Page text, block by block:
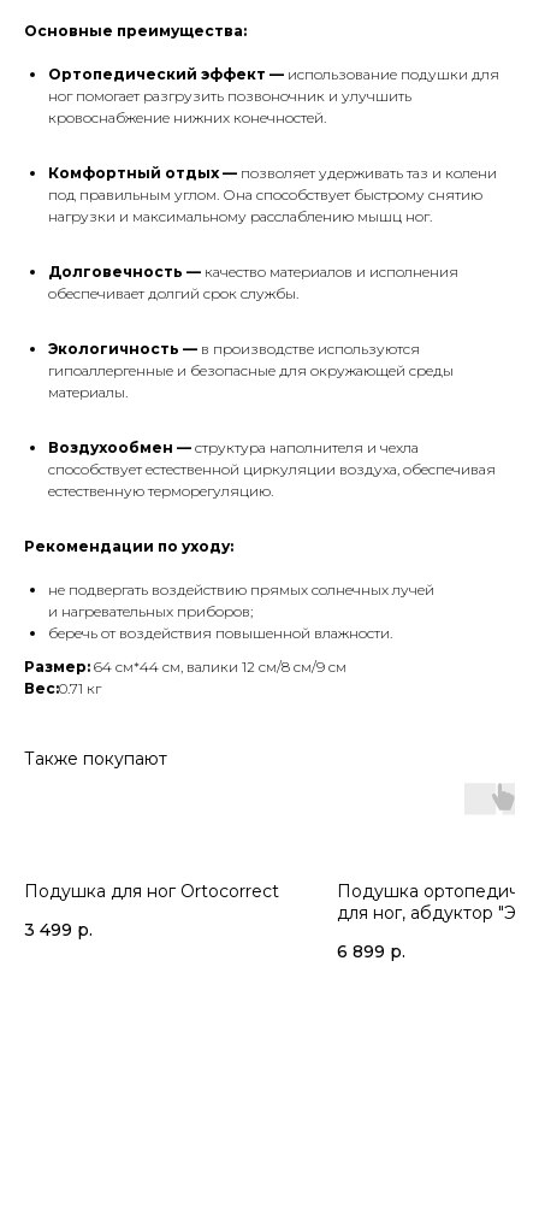
Основные преимущества:
Ортопедический эффект — использование подушки для
ног помогает разгрузить позвоночник и улучшить
кровоснабжение нижних конечностей.
Комфортный отдых — позволяет удерживать таз и колени
под правильным углом. Она способствует быстрому снятию
нагрузки и максимальному расслаблению мышц ног.
Долговечность — качество материалов и исполнения
обеспечивает долгий срок службы.
Экологичность — в производстве используются
гипоаллергенные и безопасные для окружающей среды
материалы.
Воздухообмен — структура наполнителя и чехла
способствует естественной циркуляции воздуха, обеспечивая
естественную терморегуляцию.
Рекомендации по уходу:
не подвергать воздействию прямых солнечных лучей
и нагревательных приборов;
беречь от воздействия повышенной влажности.
Размер: 64 см*44 см, валики 12 см/8 см/9 см
Вес:0.71 кг
Также покупают
Подушка для ног Ortocorrect
3 499 р.
Подушка
для ног, абдуктор
6 899 р.